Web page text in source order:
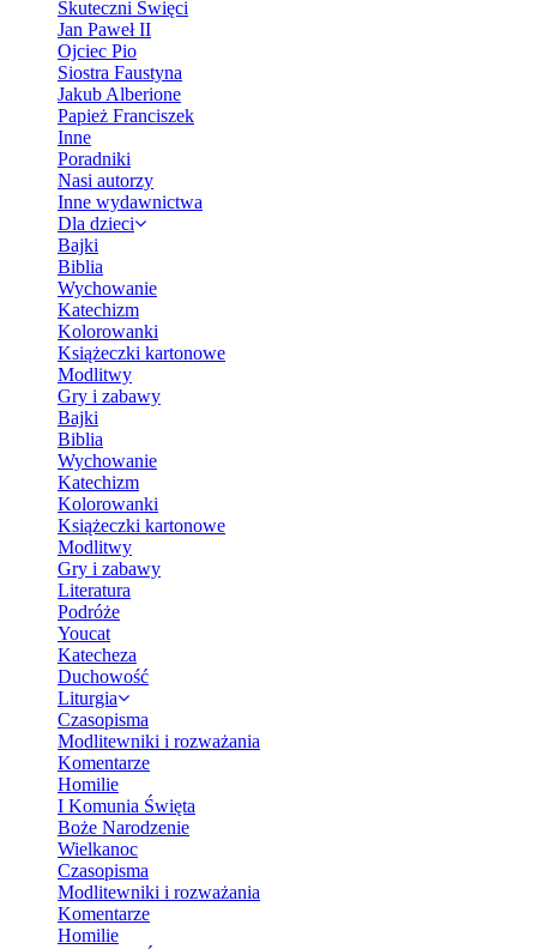
Skuteczni Święci
Jan Paweł II
Ojciec Pio
Siostra Faustyna
Jakub Alberione
Papież Franciszek
Inne
Poradniki
Nasi autorzy
Inne wydawnictwa
Dla dzieci
Bajki
Biblia
Wychowanie
Katechizm
Kolorowanki
Książeczki kartonowe
Modlitwy
Gry i zabawy
Bajki
Biblia
Wychowanie
Katechizm
Kolorowanki
Książeczki kartonowe
Modlitwy
Gry i zabawy
Literatura
Podróże
Youcat
Katecheza
Duchowość
Liturgia
Czasopisma
Modlitewniki i rozważania
Komentarze
Homilie
I Komunia Święta
Boże Narodzenie
Wielkanoc
Czasopisma
Modlitewniki i rozważania
Komentarze
Homilie